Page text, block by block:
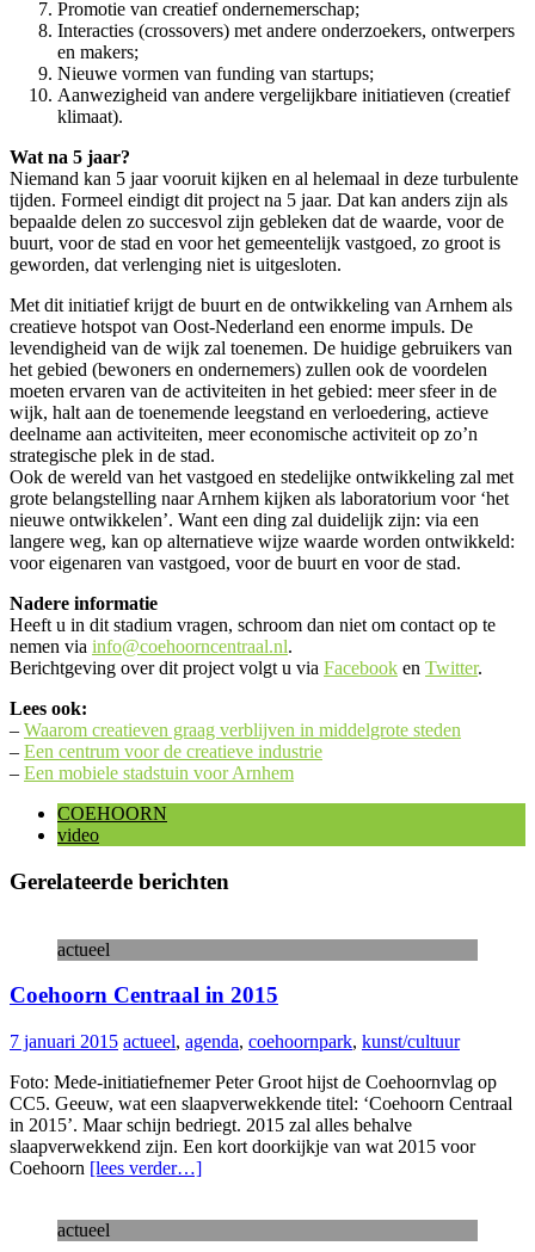
Promotie van creatief ondernemerschap;
Interacties (crossovers) met andere onderzoekers, ontwerpers
en makers;
Nieuwe vormen van funding van startups;
Aanwezigheid van andere vergelijkbare initiatieven (creatief
klimaat).
Wat na 5 jaar?
Niemand kan 5 jaar vooruit kijken en al helemaal in deze turbulente
tijden. Formeel eindigt dit project na 5 jaar. Dat kan anders zijn als
bepaalde delen zo succesvol zijn gebleken dat de waarde, voor de
buurt, voor de stad en voor het gemeentelijk vastgoed, zo groot is
geworden, dat verlenging niet is uitgesloten.
Met dit initiatief krijgt de buurt en de ontwikkeling van Arnhem als
creatieve hotspot van Oost-Nederland een enorme impuls. De
levendigheid van de wijk zal toenemen. De huidige gebruikers van
het gebied (bewoners en ondernemers) zullen ook de voordelen
moeten ervaren van de activiteiten in het gebied: meer sfeer in de
wijk, halt aan de toenemende leegstand en verloedering, actieve
deelname aan activiteiten, meer economische activiteit op zo’n
strategische plek in de stad.
Ook de wereld van het vastgoed en stedelijke ontwikkeling zal met
grote belangstelling naar Arnhem kijken als laboratorium voor ‘het
nieuwe ontwikkelen’. Want een ding zal duidelijk zijn: via een
langere weg, kan op alternatieve wijze waarde worden ontwikkeld:
voor eigenaren van vastgoed, voor de buurt en voor de stad.
Nadere informatie
Heeft u in dit stadium vragen, schroom dan niet om contact op te
nemen via info@coehoorncentraal.nl.
Berichtgeving over dit project volgt u via Facebook en Twitter.
Lees ook:
– Waarom creatieven graag verblijven in middelgrote steden
– Een centrum voor de creatieve industrie
– Een mobiele stadstuin voor Arnhem
COEHOORN
video
Gerelateerde berichten
actueel
Coehoorn Centraal in 2015
7 januari 2015 actueel, agenda, coehoornpark, kunst/cultuur
Foto: Mede-initiatiefnemer Peter Groot hijst de Coehoornvlag op
CC5. Geeuw, wat een slaapverwekkende titel: ‘Coehoorn Centraal
in 2015’. Maar schijn bedriegt. 2015 zal alles behalve
slaapverwekkend zijn. Een kort doorkijkje van wat 2015 voor
Coehoorn [lees verder…]
actueel